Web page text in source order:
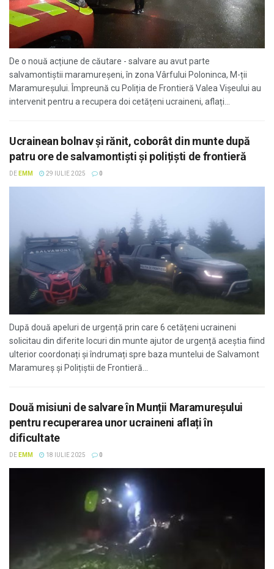
De o nouă acțiune de căutare - salvare au avut parte
salvamontiștii maramureșeni, în zona Vârfului Poloninca, M-ții
Maramureșului. Împreună cu Poliția de Frontieră Valea Vișeului au
intervenit pentru a recupera doi cetățeni ucraineni, aflați...
Ucrainean bolnav și rănit, coborât din munte după
patru ore de salvamontiști și polițiști de frontieră
DE EMM 29 IULIE 2025 0
După două apeluri de urgență prin care 6 cetățeni ucraineni
solicitau din diferite locuri din munte ajutor de urgență aceștia fiind
ulterior coordonați și îndrumați spre baza muntelui de Salvamont
Maramureș și Polițiștii de Frontieră...
Două misiuni de salvare în Munții Maramureșului
pentru recuperarea unor ucraineni aflați în
dificultate
DE EMM 18 IULIE 2025 0